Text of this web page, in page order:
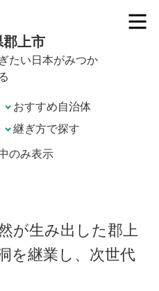
郡上市
のみ表示
が生み出した郡上
を継業し、次世代